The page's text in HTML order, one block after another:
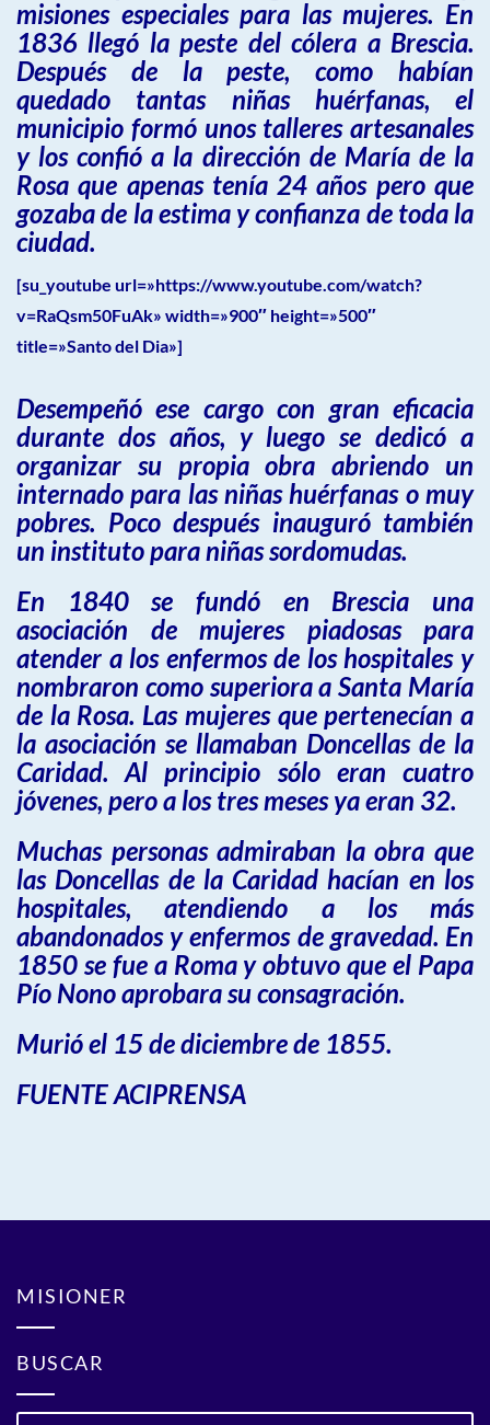
misiones especiales para las mujeres. En
1836 llegó la peste del cólera a Brescia.
Después de la peste, como habían
quedado tantas niñas huérfanas, el
municipio formó unos talleres artesanales
y los confió a la dirección de María de la
Rosa que apenas tenía 24 años pero que
gozaba de la estima y confianza de toda la
ciudad.
[su_youtube url=»https://www.youtube.com/watch?
v=RaQsm50FuAk» width=»900″ height=»500″
title=»Santo del Dia»]
Desempeñó ese cargo con gran eficacia
durante dos años, y luego se dedicó a
organizar su propia obra abriendo un
internado para las niñas huérfanas o muy
pobres. Poco después inauguró también
un instituto para niñas sordomudas.
En 1840 se fundó en Brescia una
asociación de mujeres piadosas para
atender a los enfermos de los hospitales y
nombraron como superiora a Santa María
de la Rosa. Las mujeres que pertenecían a
la asociación se llamaban Doncellas de la
Caridad. Al principio sólo eran cuatro
jóvenes, pero a los tres meses ya eran 32.
Muchas personas admiraban la obra que
las Doncellas de la Caridad hacían en los
hospitales, atendiendo a los más
abandonados y enfermos de gravedad. En
1850 se fue a Roma y obtuvo que el Papa
Pío Nono aprobara su consagración.
Murió el 15 de diciembre de 1855.
FUENTE ACIPRENSA
MISIONER
BUSCAR